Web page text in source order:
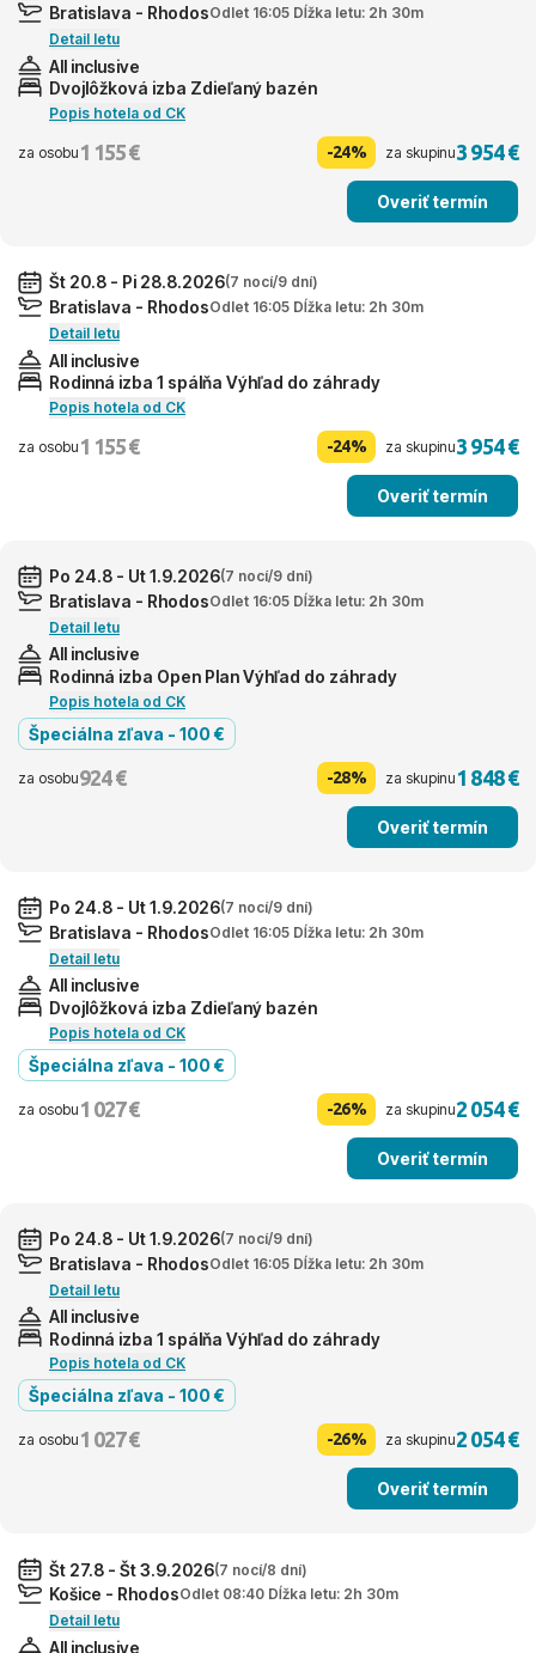
Bratislava - RhodosOdlet 16:05 Dĺžka letu: 2h 30m
Detail letu
All inclusive
Dvojlôžková izba Zdieľaný bazén
Popis hotela od CK
za osobu 1 155 € -24% za skupinu3 954 €
Overiť termín
Št 20.8 - Pi 28.8.2026(7 nocí/9 dní)
Bratislava - RhodosOdlet 16:05 Dĺžka letu: 2h 30m
Detail letu
All inclusive
Rodinná izba 1 spálňa Výhľad do záhrady
Popis hotela od CK
za osobu 1 155 € -24% za skupinu3 954 €
Overiť termín
Po 24.8 - Ut 1.9.2026(7 nocí/9 dní)
Bratislava - RhodosOdlet 16:05 Dĺžka letu: 2h 30m
Detail letu
All inclusive
Rodinná izba Open Plan Výhľad do záhrady
Popis hotela od CK
Špeciálna zľava - 100 €
za osobu924 € -28% za skupinu1 848 €
Overiť termín
Po 24.8 - Ut 1.9.2026(7 nocí/9 dní)
Bratislava - RhodosOdlet 16:05 Dĺžka letu: 2h 30m
Detail letu
All inclusive
Dvojlôžková izba Zdieľaný bazén
Popis hotela od CK
Špeciálna zľava - 100 €
za osobu 1 027 € -26% za skupinu2 054 €
Overiť termín
Po 24.8 - Ut 1.9.2026(7 nocí/9 dní)
Bratislava - RhodosOdlet 16:05 Dĺžka letu: 2h 30m
Detail letu
All inclusive
Rodinná izba 1 spálňa Výhľad do záhrady
Popis hotela od CK
Špeciálna zľava - 100 €
za osobu 1 027 € -26% za skupinu2 054 €
Overiť termín
Št 27.8 - Št 3.9.2026(7 nocí/8 dní)
Košice - RhodosOdlet 08:40 Dĺžka letu: 2h 30m
Detail letu
All inclusive